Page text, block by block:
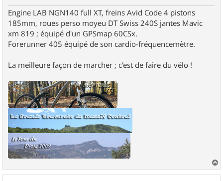
Engine LAB NGN140 full XT, freins Avid Code 4 pistons
185mm, roues perso moyeu DT Swiss 240S jantes Mavic
xm 819 ; équipé d'un GPSmap 60CSx.
Forerunner 405 équipé de son cardio-fréquencemètre.
La meilleure façon de marcher ; c'est de faire du vélo !
a